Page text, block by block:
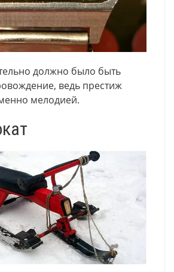
должно было быть
ведь престиж
мелодией.